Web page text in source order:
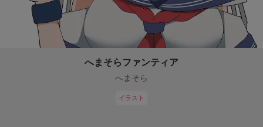
へまそらファンティア
へまそら
イラスト